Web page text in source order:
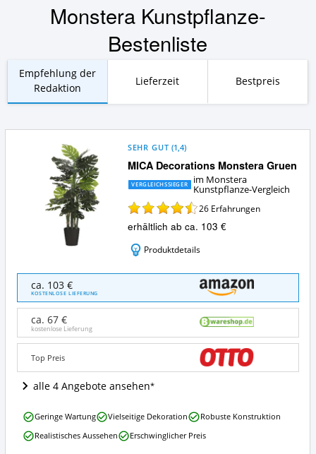
Monstera Kunstpflanze-
Bestenliste
Empfehlung der
Redaktion
Lieferzeit Bestpreis
MICA Decorations Monstera Gruen
SEHR GUT (1,4)
VERGLEICHSSIEGER
im Monstera
Kunstpflanze-Vergleich
26 Erfahrungen
erhältlich ab ca. 103 €
Produktdetails
Decorations
Monstera
Gruen
Angebote:
Wo
diese
Monstera
Kunstpflanze
ca. 103 €
KOSTENLOSE LIEFERUNG
ca. 67 €
kostenlose Lieferung
Top Preis
alle 4 Angebote ansehen
MICA
Decorations
Monstera
Geringe Wartung Vielseitige Dekoration
Robuste Konstruktion
Realistisches Aussehen
Erschwinglicher Preis